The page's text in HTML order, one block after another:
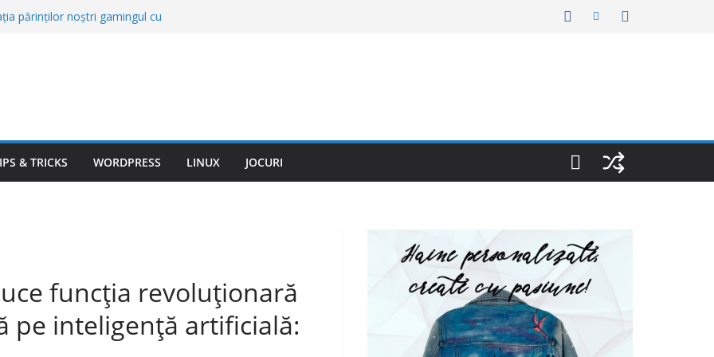
părinților noștri gamingul cu
cât de periculos este și de ce
client–firmă când suportul tehnic
automat
& TRICKS WORDPRESS LINUX JOCURI
funcția revoluționară
pe inteligență artificială: